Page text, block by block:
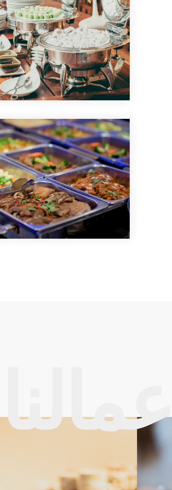
عمالنا